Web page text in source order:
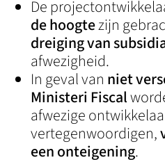
De
de hoogtezijn
dreiging van
afwezigheid.
In geval van niet
Ministeri Fiscal
afwezige
vertegenwoordigen,
een onteigening.